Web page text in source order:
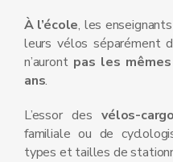
À l’école, les
leurs vélos séparément
n’auront pas les
ans.
L’essor desvélos-
familiale ou de
types et tailles de